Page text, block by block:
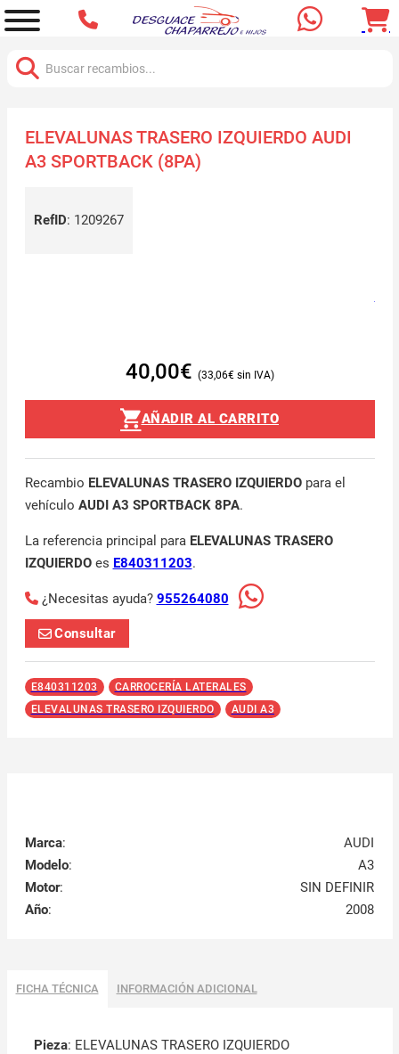
ELEVALUNAS TRASERO IZQUIERDO AUDI
A3 SPORTBACK (8PA)
RefID: 1209267
40,00€ 33,06€
AÑADIR AL CARRITO
Recambio ELEVALUNAS TRASERO IZQUIERDOpara el
vehículo AUDI A3 SPORTBACK 8PA.
La referencia principal para ELEVALUNAS TRASERO
IZQUIERDOes E840311203.
¿Necesitas ayuda? 955264080
Consultar
E840311203
CARROCERÍA LATERALES
ELEVALUNAS TRASERO IZQUIERDO
AUDI A3
Marca:
AUDI
Modelo:
A3
Motor:
SIN DEFINIR
Año: 2008
FICHA TÉCNICA INFORMACIÓN ADICIONAL
Pieza: ELEVALUNAS TRASERO IZQUIERDO